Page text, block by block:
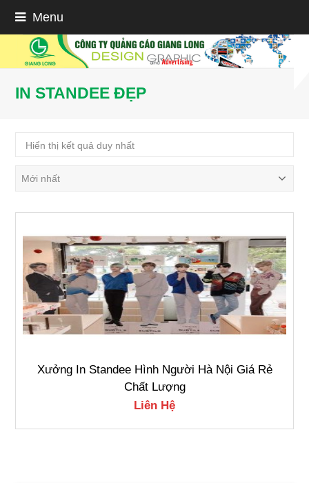
Menu
IN STANDEE ĐẸP
Hiển thị kết quả duy nhất
Xưởng In Standee Hình Người Hà Nội Giá Rẻ
Chất Lượng
Liên Hệ